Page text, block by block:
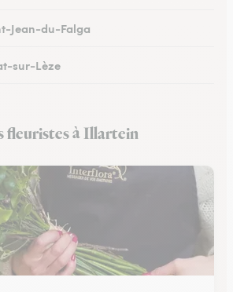
Jean-du-Falga
sur-Lèze
fleuristes à Illartein